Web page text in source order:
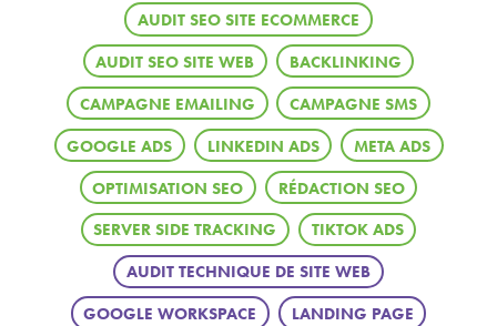
AUDIT SEO SITE ECOMMERCE
AUDIT SEO SITE WEB BACKLINKING
CAMPAGNE EMAILING CAMPAGNE SMS
GOOGLE ADS LINKEDIN ADS META ADS
OPTIMISATION SEO RÉDACTION SEO
SERVER SIDE TRACKING TIKTOK ADS
AUDIT TECHNIQUE DE SITE WEB
GOOGLE WORKSPACE LANDING PAGE